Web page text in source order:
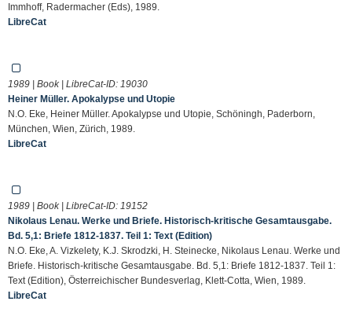
Immhoff, Radermacher (Eds), 1989.
LibreCat
1989 | Book | LibreCat-ID: 19030
Heiner Müller. Apokalypse und Utopie
N.O. Eke, Heiner Müller. Apokalypse und Utopie, Schöningh, Paderborn,
München, Wien, Zürich, 1989.
LibreCat
1989 | Book | LibreCat-ID: 19152
Nikolaus Lenau. Werke und Briefe. Historisch-kritische Gesamtausgabe.
Bd. 5,1: Briefe 1812-1837. Teil 1: Text (Edition)
N.O. Eke, A. Vizkelety, K.J. Skrodzki, H. Steinecke, Nikolaus Lenau. Werke und
Briefe. Historisch-kritische Gesamtausgabe. Bd. 5,1: Briefe 1812-1837. Teil 1:
Text (Edition), Österreichischer Bundesverlag, Klett-Cotta, Wien, 1989.
LibreCat